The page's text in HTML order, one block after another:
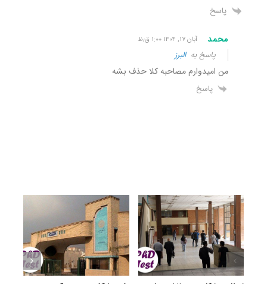
پاسخ
محمد آبان ۱۷, ۱۴۰۴ ۱:۰۰ ق٫ظ
پاسخ بهالبرز
من امیدوارم مصاحبه کلا حذف بشه
پاسخ